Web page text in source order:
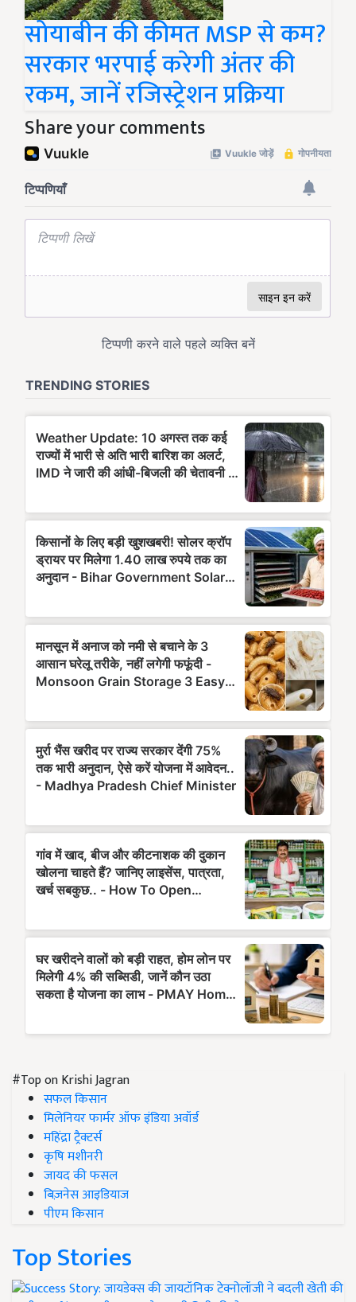
सोयाबीन की कीमत MSP से कम?
सरकार भरपाई करेगी अंतर की
रकम, जानें रजिस्ट्रेशन प्रक्रिया
Share your comments
#Top on Krishi Jagran
सफल किसान
मिलेनियर फार्मर ऑफ इंडिया अवॉर्ड
महिंद्रा ट्रैक्टर्स
कृषि मशीनरी
जायद की फसल
बिज़नेस आइडियाज
पीएम किसान
Top Stories